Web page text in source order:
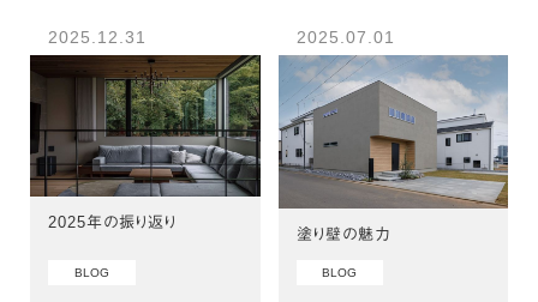
2025.12.31
2025年の振り返り
BLOG
2025.07.01
塗り壁の魅力
BLOG